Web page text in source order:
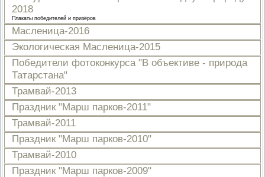
ОСУЩЕСТВЛЕНИИ
ОБЛАСТИ ОХРАНЫ И
ИСПОЛЬЗОВАНИЯ ООПТ
ФЕДЕРАЛЬНОГО ЗНАЧЕНИЯ
РИСКОВ ПРИЧИНЕНИЯ
КОНТРОЛЬНЫХ
СВЕДЕНИЙ, КОТОРЫЕ МОГУТ
ЗАПРАШИВАТЬСЯ
КОНТРОЛИРУЕМОГО ЛИЦА
2018
Плакаты победителей и призёров
Масленица-2016
Экологическая Масленица-2015
Победители фотоконкурса "В объективе - природа
Татарстана"
Трамвай-2013
Праздник "Марш парков-2011"
Трамвай-2011
Праздник "Марш парков-2010"
Трамвай-2010
Праздник "Марш парков-2009"